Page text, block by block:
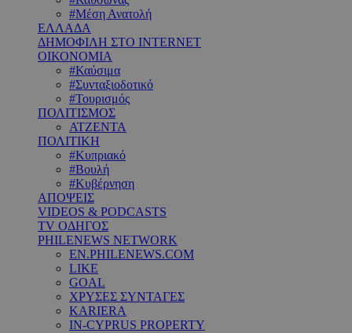
#Μέση Ανατολή
ΕΛΛΑΔΑ
ΔΗΜΟΦΙΛΗ ΣΤΟ INTERNET
ΟΙΚΟΝΟΜΙΑ
#Καύσιμα
#Συνταξιοδοτικό
#Τουρισμός
ΠΟΛΙΤΙΣΜΟΣ
ΑΤΖΕΝΤΑ
ΠΟΛΙΤΙΚΗ
#Κυπριακό
#Βουλή
#Κυβέρνηση
ΑΠΟΨΕΙΣ
VIDEOS & PODCASTS
TV ΟΔΗΓΟΣ
PHILENEWS NETWORK
EN.PHILENEWS.COM
LIKE
GOAL
ΧΡΥΣΕΣ ΣΥΝΤΑΓΕΣ
KARIERA
IN-CYPRUS PROPERTY